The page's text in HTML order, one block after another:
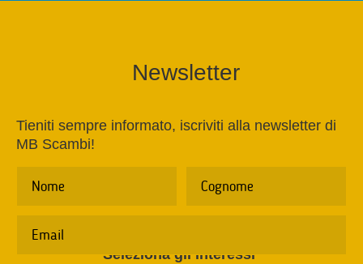
Newsletter
Tieniti sempre informato, iscriviti alla newsletter di
MB Scambi!
Seleziona gli interessi